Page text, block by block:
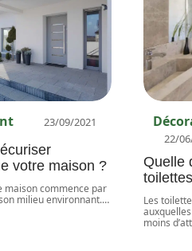
23/09/2021
votre maison ?
maison commence par
milieu environnant.…
22/
Quelle
Les
moins